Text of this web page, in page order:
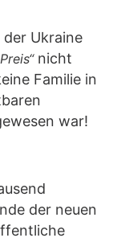
der Ukraine
nicht
Familie in
war!
der neuen